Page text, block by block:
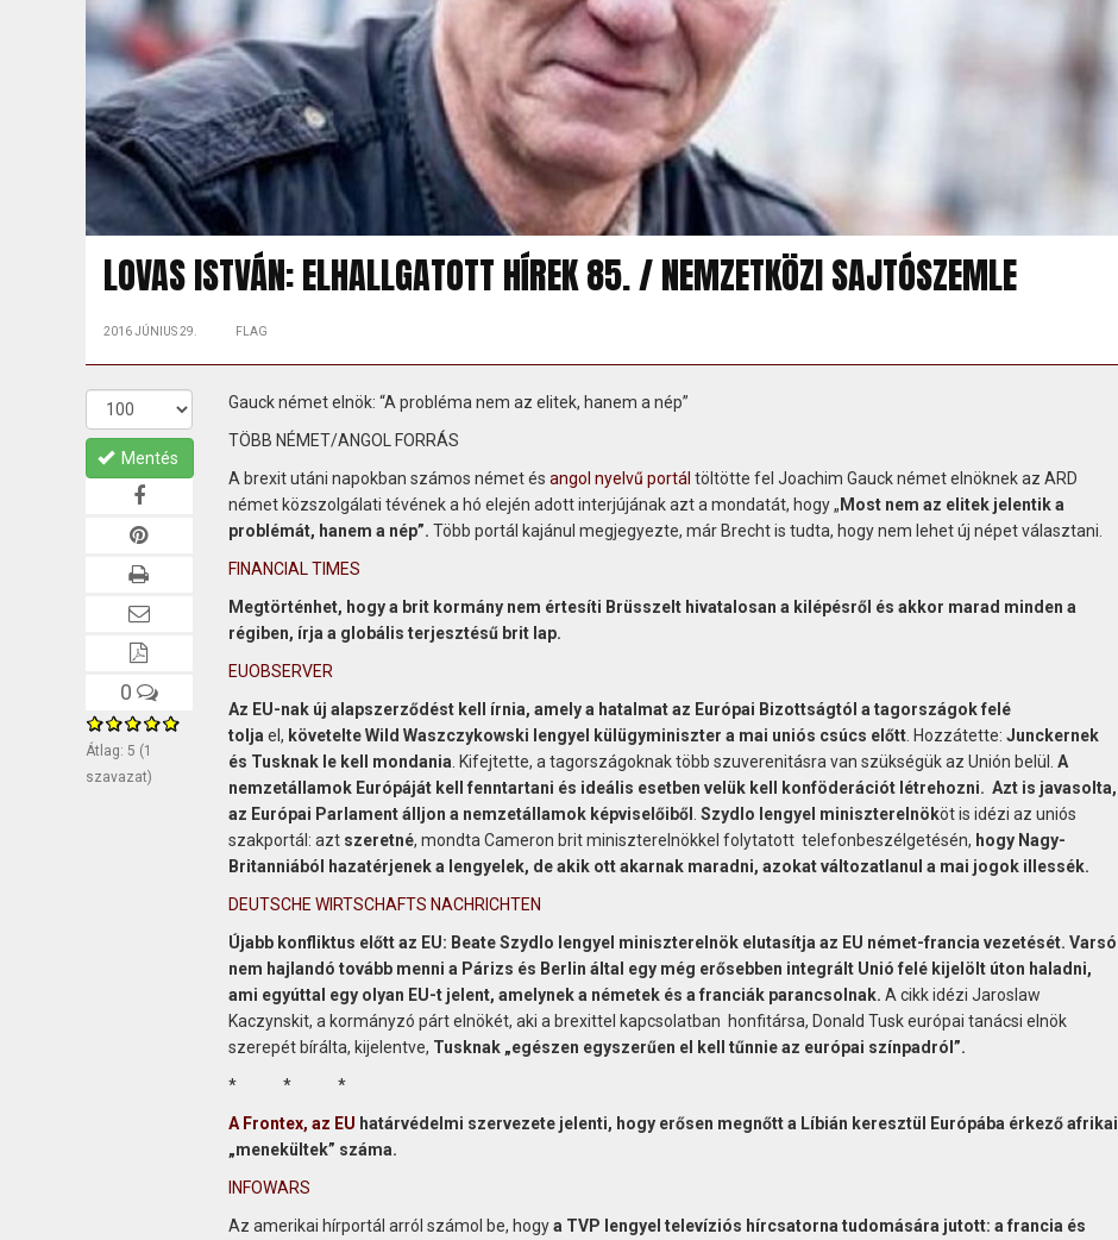
LOVAS ISTVÁN: ELHALLGATOTT HÍREK 85. / NEMZETKÖZI SAJTÓSZEMLE
2016 JÚNIUS 29. FLAG
Mentés
0
Átlag: 5 (1
szavazat)
Gauck német elnök: “A probléma nem az elitek, hanem a nép”
TÖBB NÉMET/ANGOL FORRÁS
A brexit utáni napokban számos német és angol nyelvű portál töltötte fel Joachim Gauck német elnöknek az ARD
német közszolgálati tévének a hó elején adott interjújának azt a mondatát, hogy „ Most nem az elitek jelentik a
problémát, hanem a nép”. Több portál kajánul megjegyezte, már Brecht is tudta, hogy nem lehet új népet választani.
FINANCIAL TIMES
Megtörténhet, hogy a brit kormány nem értesíti Brüsszelt hivatalosan a kilépésről és akkor marad minden a
régiben, írja a globális terjesztésű brit lap.
EUOBSERVER
Az EU-nak új alapszerződést kell írnia, amely a hatalmat az Európai Bizottságtól a tagországok felé
tolja el, követelte Wild Waszczykowski lengyel külügyminiszter a mai uniós csúcs előtt. Hozzátette: Junckernek
és Tusknak le kell mondania . Kifejtette, a tagországoknak több szuverenitásra van szükségük az Unión belül. A
nemzetállamok Európáját kell fenntartani és ideális esetben velük kell konföderációt létrehozni. Azt is javasolta,
az Európai Parlament álljon a nemzetállamok képviselőiből
Szydlo lengyel miniszterelnököt is idézi az uniós
szakportál: azt szeretné, mondta Cameron brit miniszterelnökkel folytatott telefonbeszélgetésén, hogy Nagy-
Britanniából hazatérjenek a lengyelek, de akik ott akarnak maradni, azokat változatlanul a mai jogok illessék.
DEUTSCHE WIRTSCHAFTS NACHRICHTEN
Újabb konfliktus előtt az EU: Beate Szydlo lengyel miniszterelnök elutasítja az EU német-francia vezetését. Varsó
nem hajlandó tovább menni a Párizs és Berlin által egy még erősebben integrált Unió felé kijelölt úton haladni,
ami egyúttal egy olyan EU-t jelent, amelynek a németek és a franciák parancsolnak. A cikk idézi Jaroslaw
Kaczynskit, a kormányzó párt elnökét, aki a brexittel kapcsolatban honfitársa, Donald Tusk európai tanácsi elnök
szerepét bírálta, kijelentve, Tusknak „egészen egyszerűen el kell tűnnie az európai színpadról”.
* * *
A Frontex, az EU határvédelmi szervezete jelenti, hogy erősen megnőtt a Líbián keresztül Európába érkező afrikai
„menekültek” száma.
INFOWARS
Az amerikai hírportál arról számol be, hogya TVP lengyel televíziós hírcsatorna tudomására jutott: a francia és